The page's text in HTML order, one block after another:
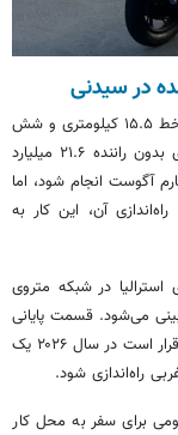
در سیدنی
سیدنی استرالیا شبکه متروی بدون راننده خود را با یک خط ۱۵.۵ کیلومتری و شش
ایستگاه جدید گسترش داده است. گسترش خط متروی بدون راننده ۲۱.۶ میلیارد
بود در چهارم آگوست انجام شود، اما
آن، این کار به
۶۵ میلیارد دلاری استرالیا در شبکه متروی
از ۲۶۴ هزار سفر پیش‌بینی می‌شود. قسمت پایانی
خط نیز اواخر سال آینده افتتاح خواهد شد و پس از آن قرار است در سال ۲۰۲۶ یک
برای سفر به محل کار